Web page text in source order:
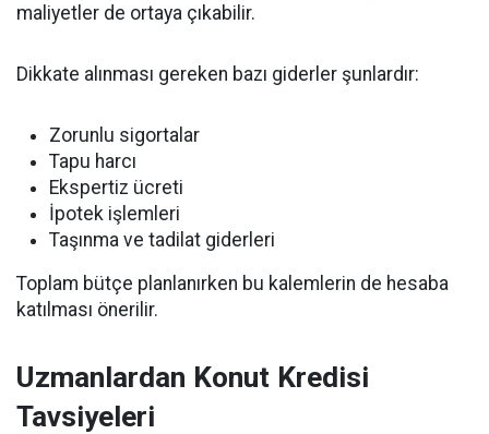
maliyetler de ortaya çıkabilir.
Dikkate alınması gereken bazı giderler şunlardır:
Zorunlu sigortalar
Tapu harcı
Ekspertiz ücreti
İpotek işlemleri
Taşınma ve tadilat giderleri
Toplam bütçe planlanırken bu kalemlerin de hesaba
katılması önerilir.
Uzmanlardan Konut Kredisi
Tavsiyeleri